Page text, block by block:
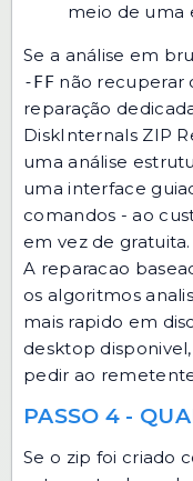
meio de uma
Se a análise em
-FFnão recuperar
reparação
DiskInternals ZIP
uma análise
uma interface
comandos - ao
em vez de gratuita.
A reparacao
os algoritmos
mais rapido em
desktop
pedir ao
PASSO 4 -
Se o zip foi criado